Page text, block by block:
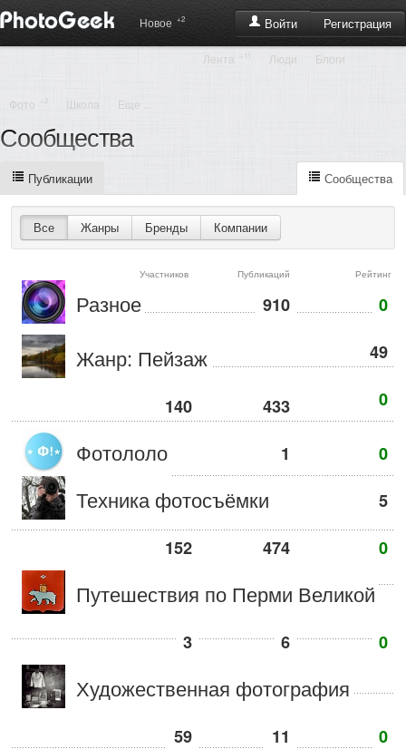
Войти Регистрация
Новое +2
Лента Люди Блоги
Фото Школа Еще ...
Сообщества
Публикации Сообщества
Все Жанры Бренды Компании
Рейтинг
Публикаций
Участников
Разное 0
910
49
Жанр: Пейзаж
0
433
140
Фотололо 0
1
5
Техника фотосъёмки
0
474
152
Путешествия по Перми Великой
0
6
3
Художественная фотография
0
11
59